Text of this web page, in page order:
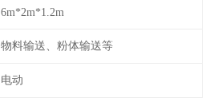
6m*2m*1.2m
物料输送、粉体输送等
电动